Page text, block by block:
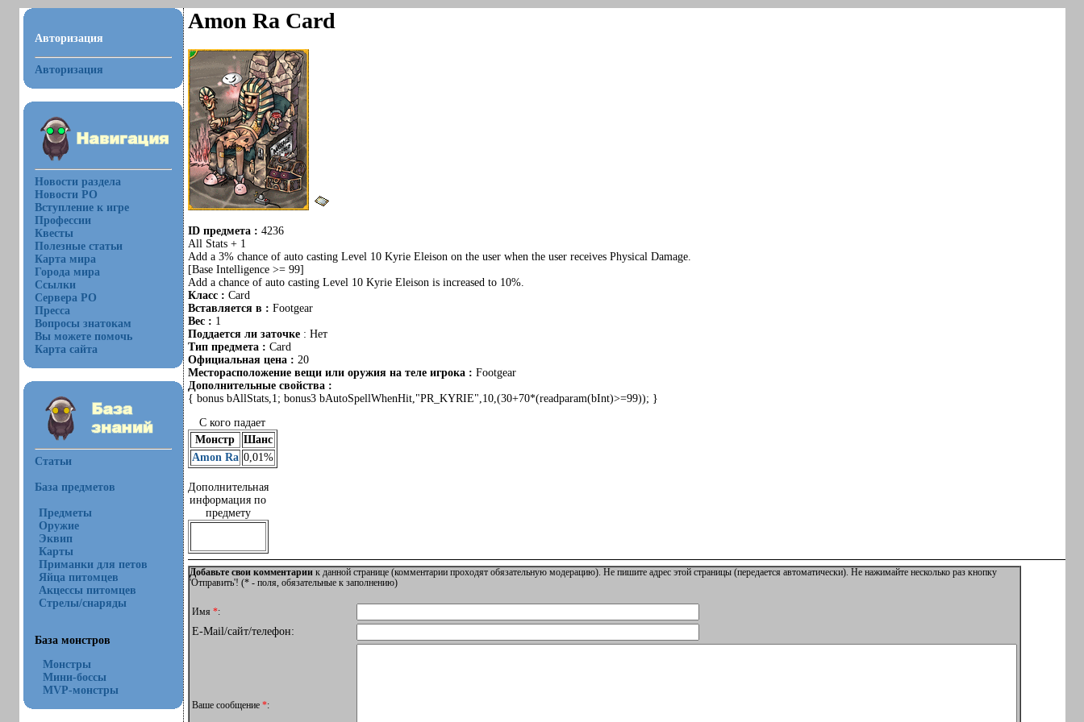
Авторизация
Авторизация
Новости раздела
Новости РО
Вступление к игре
Профессии
Квесты
Полезные статьи
Карта мира
Города мира
Ссылки
Сервера РО
Пресса
Вопросы знатокам
Вы можете помочь
Карта сайта
Статьи
База предметов
Предметы
Оружие
Эквип
Карты
Приманки для петов
Яйца питомцев
Акцессы питомцев
Стрелы/снаряды
База монстров
Монстры
Мини-боссы
MVP-монстры
Amon Ra Card
ID предмета : 4236
All Stats + 1
Add a 3% chance of auto casting Level 10 Kyrie Eleison on the user when the user receives Physical Damage.
[Base Intelligence >= 99]
Add a chance of auto casting Level 10 Kyrie Eleison is increased to 10%.
Класс : Card
Вставляется в : Footgear
Вес : 1
Поддается ли заточке : Нет
Тип предмета : Card
Официальная цена : 20
Месторасположение вещи или оружия на теле игрока : Footgear
Дополнительные свойства :
{ bonus bAllStats,1; bonus3 bAutoSpellWhenHit,"PR_KYRIE",10,(30+70*(readparam(bInt)>=99)); }
С кого падает
Монстр
Шанс
Amon Ra 0,01%
Дополнительная
информация по
предмету
Добавьте свои комментариик данной странице (комментарии проходят обязательную модерацию). Не пишите адрес этой страницы (передается автоматически). Не нажимайте несколько раз кнопку
'Отправить'! (*- поля, обязательные к заполнению)
Имя *:
E-Mail/сайт/телефон:
Ваше сообщение *: